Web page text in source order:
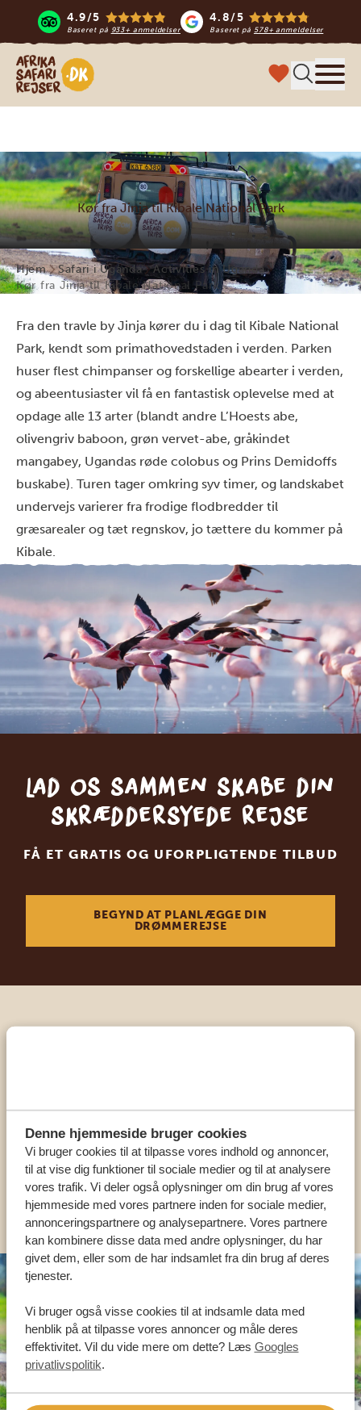
Denne hjemmeside bruger cookies
Vi bruger cookies til at tilpasse vores indhold og annoncer,
til at vise dig funktioner til sociale medier og til at analysere
vores trafik. Vi deler også oplysninger om din brug af vores
hjemmeside med vores partnere inden for sociale medier,
annonceringspartnere og analysepartnere. Vores partnere
kan kombinere disse data med andre oplysninger, du har
givet dem, eller som de har indsamlet fra din brug af deres
tjenester.
Vi bruger også visse cookies til at indsamle data med
henblik på at tilpasse vores annoncer og måle deres
effektivitet. Vil du vide mere om dette? Læs Googles
privatlivspolitik.
4.9/5
Baseret på 933+ anmeldelser
4.8/5
Baseret på 578+ anmeldelser
Safari-rejser i Afrika
Kør fra Jinja til Kibale National Park
Hjem Safari i Uganda
Activities in Uganda
Kør fra Jinja til Kibale National Park
Fra den travle by Jinja kører du i dag til Kibale National
Park, kendt som primathovedstaden i verden. Parken
huser flest chimpanser og forskellige abearter i verden,
og abeentusiaster vil få en fantastisk oplevelse med at
opdage alle 13 arter (blandt andre L’Hoests abe,
olivengriv baboon, grøn vervet-abe, gråkindet
mangabey, Ugandas røde colobus og Prins Demidoffs
buskabe). Turen tager omkring syv timer, og landskabet
undervejs varierer fra frodige flodbredder til
græsarealer og tæt regnskov, jo tættere du kommer på
Kibale.
Lad os sammen skabe din
skræddersyede rejse
FÅ ET GRATIS OG UFORPLIGTENDE TILBUD
BEGYND AT PLANLÆGGE DIN
DRØMMEREJSE
Ring til en ekspert
DA:+45 89 88 83 62
KONTAKT OS